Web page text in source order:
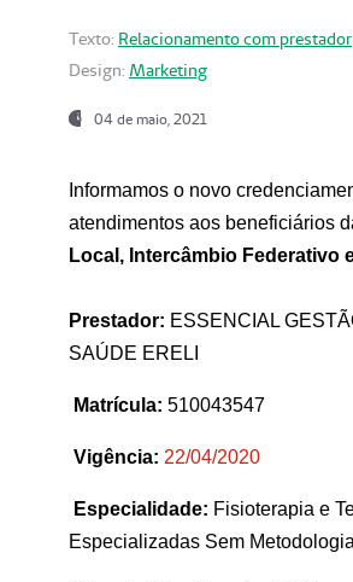
Texto: Relacionamento com prestador
Design: Marketing
04 de maio, 2021
Informamos o novo
atendimentos aos beneficiários
Local, Intercâmbio Federativo
Prestador: ESSENCIAL
SAÚDE ERELI
Matrícula: 510043547
Vigência: 22/04/2020
Especialidade: Fisioterapia e
Especializadas Sem